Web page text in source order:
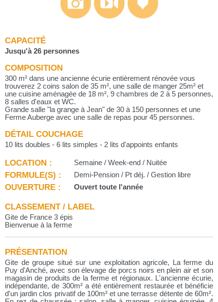
CAPACITÉ
Jusqu'à 26 personnes
COMPOSITION
300 m² dans une ancienne écurie entièrement rénovée vous
trouverez 2 coins salon de 35 m², une salle de manger 25m² et
une cuisine aménagée de 18 m², 9 chambres de 2 à 5 personnes,
8 salles d'eaux et WC.
Grande salle "la grange à Jean" de 30 à 150 personnes et une
Ferme Auberge avec une salle de repas pour 45 personnes.
DÉTAIL COUCHAGE
10 lits doubles - 6 lits simples - 2 lits d'appoints enfants
LOCATION : Semaine / Week-end / Nuitée
FORMULE(S) : Demi-Pension / Pt déj. / Gestion libre
OUVERTURE : Ouvert toute l'année
CLASSEMENT / LABEL
Gite de France 3 épis
Bienvenue à la ferme
PRÉSENTATION
Gite de groupe situé sur une exploitation agricole, La ferme du
Puy d'Anché, avec son élevage de porcs noirs en plein air et son
magasin de produits de la ferme et régionaux. L'ancienne écurie,
indépendante, de 300m² a été entièrement restaurée et bénéficie
d'un jardin clos privatif de 100m² et une terrasse détente de 60m².